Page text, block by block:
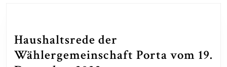
Haushaltsrede der
Wählergemeinschaft Porta vom 19.